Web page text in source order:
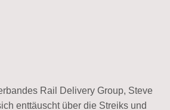
Rail Delivery Group, Steve
enttäuscht über die Streiks und